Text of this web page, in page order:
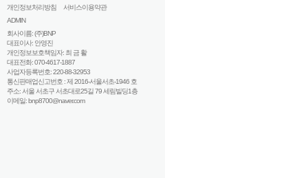
개인정보처리방침
서비스이용약관
ADMIN
회사이름: (주)BNP
대표이사: 안영진
개인정보보호책임자: 최 금 활
대표전화: 070-4617-1887
사업자등록번호: 220-88-32953
통신판매업신고번호 : 제 2016-서울서초-1946 호
주소: 서울 서초구 서초대로25길 79 세림빌딩1층
이메일: bnp8700@naver.com